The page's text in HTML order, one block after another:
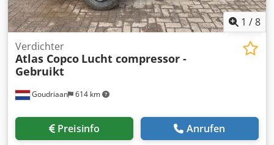
1 /8
Goudriaan 614 km
Verdichter
Atlas Copco Lucht compressor -
Gebruikt
Preisinfo Anrufen